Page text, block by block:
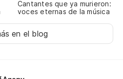
Cantantes que ya murieron:
voces eternas de la música
en el blog